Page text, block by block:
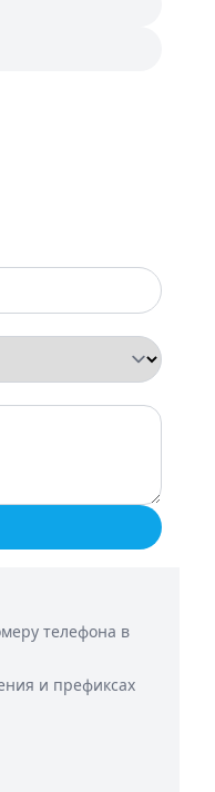
телефона в
и префиксах